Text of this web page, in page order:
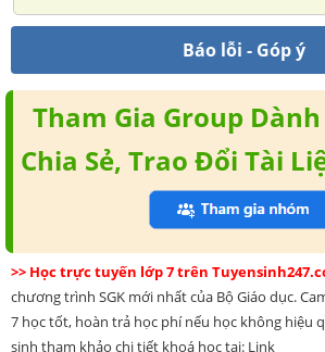
Báo lỗi - Góp ý
Tham Gia Group
Chia Sẻ, Trao Đổi Tài
>> Học trực tuyến lớp 7 trên
chương trình SGK mới nhất của Bộ Giáo dục.
7 học tốt, hoàn trả học phí nếu học không hiệu
sinh tham khảo chi tiết khoá học tại: Link